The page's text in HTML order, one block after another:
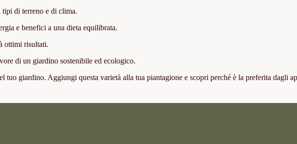
tipi di terreno e di clima.
e benefici a una dieta equilibrata.
ottimi risultati.
di un giardino sostenibile ed ecologico.
tuo giardino. Aggiungi questa varietà alla tua piantagione e scopri perché è la preferita dagli